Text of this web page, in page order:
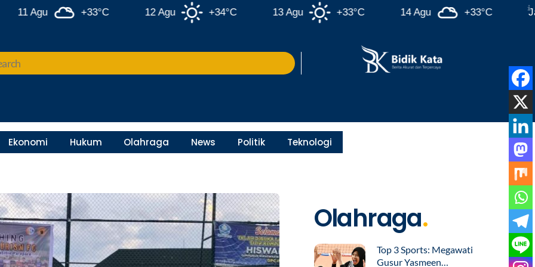
11 Agu +33°C 12 Agu +34°C 13 Agu +33°C 14 Agu +33°C
Ekonomi Hukum Olahraga News Politik Teknologi
Olahraga.
Top 3 Sports: Megawati
Gusur Yasmeen…